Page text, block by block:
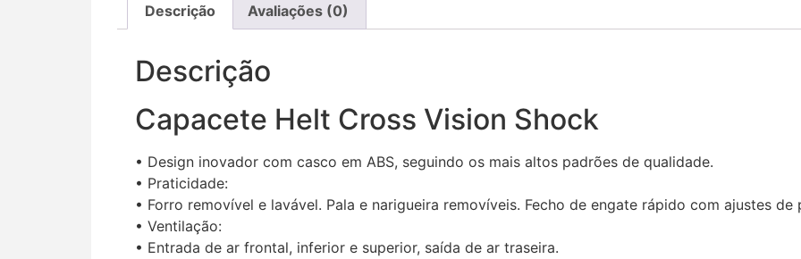
Descrição Avaliações (0)
Descrição
Capacete Helt Cross Vision Shock
• Design inovador com casco em ABS, seguindo os mais altos padrões de qualidade.
• Praticidade:
• Forro removível e lavável. Pala e narigueira removíveis. Fecho de engate rápido com ajustes de
• Ventilação:
• Entrada de ar frontal, inferior e superior, saída de ar traseira.